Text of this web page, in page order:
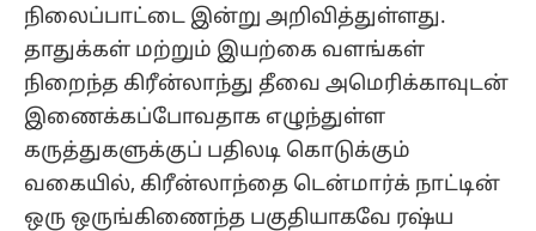
நிலைப்பாட்டை இன்று அறிவித்துள்ளது.
தாதுக்கள் மற்றும் இயற்கை வளங்கள்
நிறைந்த கிரீன்லாந்து தீவை அமெரிக்காவுடன்
இணைக்கப்போவதாக எழுந்துள்ள
கருத்துகளுக்குப் பதிலடி கொடுக்கும்
வகையில், கிரீன்லாந்தை டென்மார்க் நாட்டின்
ஒரு ஒருங்கிணைந்த பகுதியாகவே ரஷ்ய